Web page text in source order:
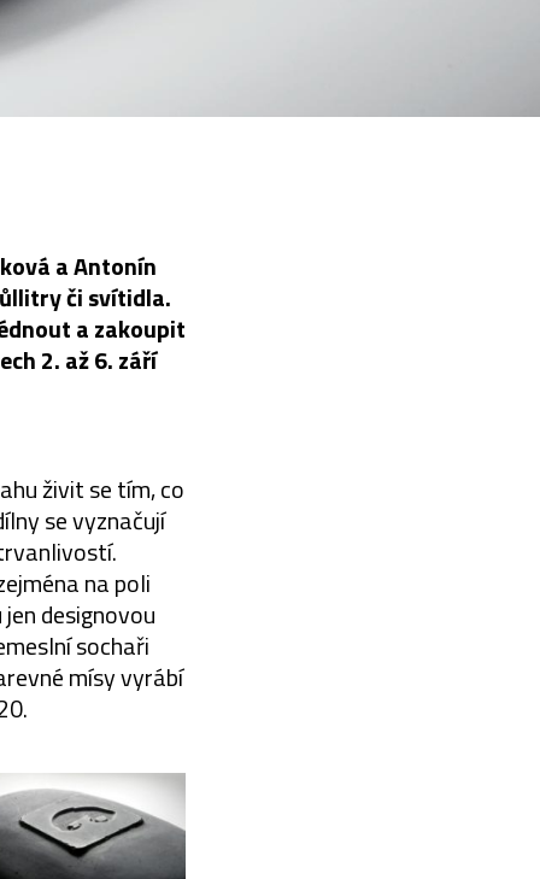
a Antonín
či svítidla.
a zakoupit
2. až 6. září
živit se tím, co
se vyznačují
na poli
designovou
sochaři
mísy vyrábí